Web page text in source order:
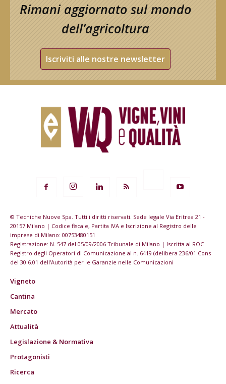
Rimani aggiornato sul mondo
dell’agricoltura
Iscriviti alle nostre newsletter
© Tecniche Nuove Spa. Tutti i diritti riservati. Sede legale Via Eritrea 21 -
20157 Milano | Codice fiscale, Partita IVA e Iscrizione al Registro delle
imprese di Milano: 00753480151
Registrazione: N. 547 del 05/09/2006 Tribunale di Milano | Iscritta al ROC
Registro degli Operatori di Comunicazione al n. 6419 (delibera 236/01 Cons
del 30.6.01 dell'Autorità per le Garanzie nelle Comunicazioni
Vigneto
Cantina
Mercato
Attualità
Legislazione & Normativa
Protagonisti
Ricerca